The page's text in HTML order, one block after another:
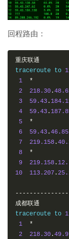
回程路由：
重庆联通
traceroute to
1
*
2
218.30 .
3
59.43 .
4
59.43 .
5
*
6
59.43 .46.85
7
219.158 .
8
*
9
219.158 .
10
113.207 .
成都联通
traceroute to
1
*
2
218.30 .